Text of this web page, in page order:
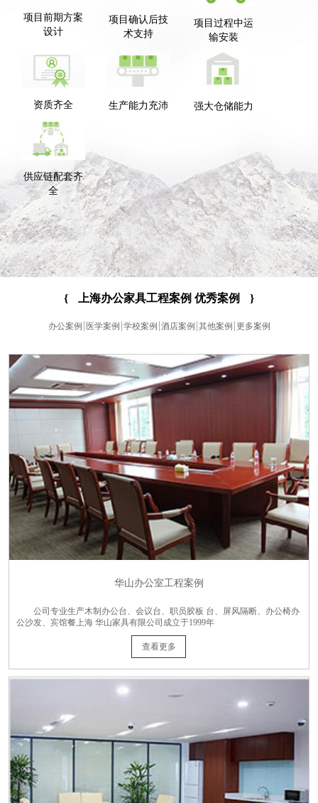
项目前期方案
设计
项目确认后技
术支持
项目过程中运
输安装
资质齐全 生产能力充沛 强大仓储能力
供应链配套齐
全
{ 上海办公家具工程案例 优秀案例 }
办公案例 医学案例 学校案例 酒店案例 其他案例 更多案例
华山办公室工程案例
公司专业生产木制办公台、会议台、职员胶板 台、屏风隔断、办公椅办
公沙发、宾馆餐上海 华山家具有限公司成立于1999年
查看更多